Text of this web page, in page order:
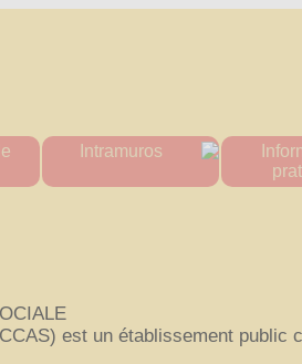
Intramuros
est un établissement public